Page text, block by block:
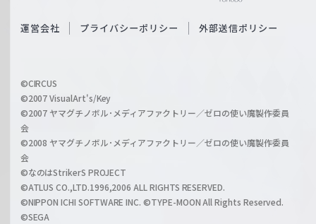
c
a
r
z
O
i
l
h
a
運営会社 プライバシーポリシー 外部送信ポリシー
©CIRCUS
©2007 VisualArt's/Key
©2007 ヤマグチノボル･メディアファクトリー／ゼロの使い魔製作委員
会
©2008 ヤマグチノボル･メディアファクトリー／ゼロの使い魔製作委員
会
©なのはStrikerS PROJECT
©ATLUS CO.,LTD.1996,2006 ALL RIGHTS RESERVED.
©NIPPON ICHI SOFTWARE INC. ©TYPE-MOON All Rights Reserved.
©SEGA